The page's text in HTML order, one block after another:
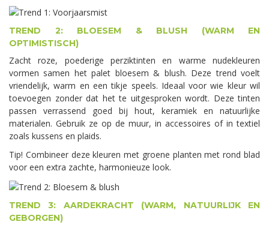
TREND 2: BLOESEM & BLUSH (WARM EN
OPTIMISTISCH)
Zacht roze, poederige perziktinten en warme nudekleuren
vormen samen het palet bloesem & blush. Deze trend voelt
vriendelijk, warm en een tikje speels. Ideaal voor wie kleur wil
toevoegen zonder dat het te uitgesproken wordt. Deze tinten
passen verrassend goed bij hout, keramiek en natuurlijke
materialen. Gebruik ze op de muur, in accessoires of in textiel
zoals kussens en plaids.
Tip! Combineer deze kleuren met groene planten met rond blad
voor een extra zachte, harmonieuze look.
TREND 3: AARDEKRACHT (WARM, NATUURLIJK EN
GEBORGEN)